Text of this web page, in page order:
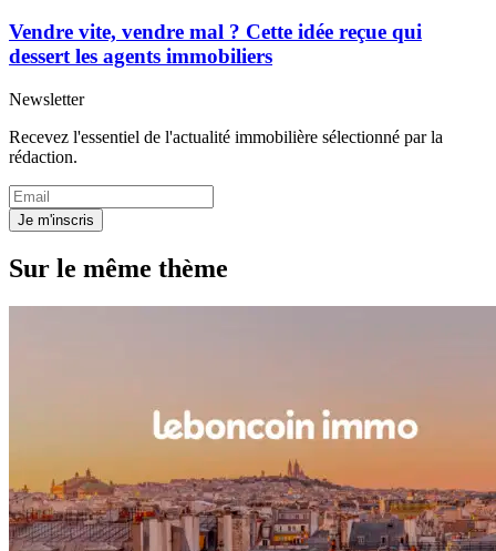
Vendre vite, vendre mal ? Cette idée reçue qui
dessert les agents immobiliers
Newsletter
Recevez l'essentiel de l'actualité immobilière sélectionné par la
rédaction.
Je m'inscris
Sur le même thème